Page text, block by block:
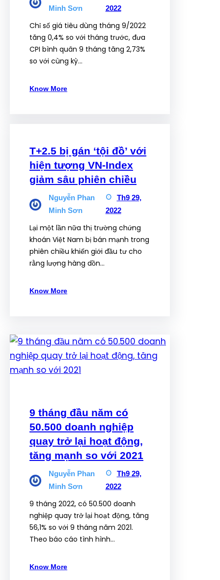
Minh Sơn
2022
Chỉ số giá tiêu dùng tháng 9/2022
tăng 0,4% so với tháng trước, đưa
CPI bình quân 9 tháng tăng 2,73%
so với cùng kỳ…
Know More
T+2.5 bị gán ‘tội đồ’ với
hiện tượng VN-Index
giảm sâu phiên chiều
Nguyễn Phan
Minh Sơn
Th9 29,
2022
Lại một lần nữa thị trường chứng
khoán Việt Nam bị bán mạnh trong
phiên chiều khiến giới đầu tư cho
rằng lượng hàng dồn…
Know More
9 tháng đầu năm có
50.500 doanh nghiệp
quay trở lại hoạt động,
tăng mạnh so với 2021
Nguyễn Phan
Minh Sơn
Th9 29,
2022
9 tháng 2022, có 50.500 doanh
nghiệp quay trở lại hoạt động, tăng
56,1% so với 9 tháng năm 2021.
Theo báo cáo tình hình…
Know More